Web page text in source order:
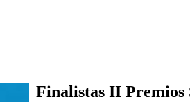
Finalistas II Premios